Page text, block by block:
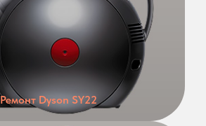
Ремонт Dyson SY22